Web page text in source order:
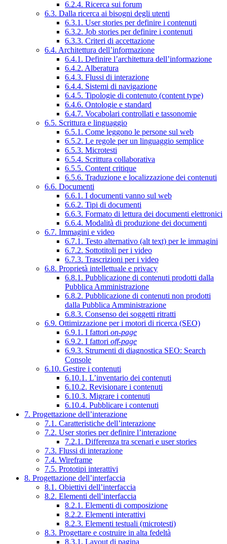
6.2.4. Ricerca sui forum
6.3. Dalla ricerca ai bisogni degli utenti
6.3.1. User stories per definire i contenuti
6.3.2. Job stories per definire i contenuti
6.3.3. Criteri di accettazione
6.4. Architettura dell’informazione
6.4.1. Definire l’architettura dell’informazione
6.4.2. Alberatura
6.4.3. Flussi di interazione
6.4.4. Sistemi di navigazione
6.4.5. Tipologie di contenuto (content type)
6.4.6. Ontologie e standard
6.4.7. Vocabolari controllati e tassonomie
6.5. Scrittura e linguaggio
6.5.1. Come leggono le persone sul web
6.5.2. Le regole per un linguaggio semplice
6.5.3. Microtesti
6.5.4. Scrittura collaborativa
6.5.5. Content critique
6.5.6. Traduzione e localizzazione dei contenuti
6.6. Documenti
6.6.1. I documenti vanno sul web
6.6.2. Tipi di documenti
6.6.3. Formato di lettura dei documenti elettronici
6.6.4. Modalità di produzione dei documenti
6.7. Immagini e video
6.7.1. Testo alternativo (alt text) per le immagini
6.7.2. Sottotitoli per i video
6.7.3. Trascrizioni per i video
6.8. Proprietà intellettuale e privacy
6.8.1. Pubblicazione di contenuti prodotti dalla
Pubblica Amministrazione
6.8.2. Pubblicazione di contenuti non prodotti
dalla Pubblica Amministrazione
6.8.3. Consenso dei soggetti ritratti
6.9. Ottimizzazione per i motori di ricerca (SEO)
6.9.1. I fattori on-page
6.9.2. I fattori off-page
6.9.3. Strumenti di diagnostica SEO: Search
Console
6.10. Gestire i contenuti
6.10.1. L’inventario dei contenuti
6.10.2. Revisionare i contenuti
6.10.3. Migrare i contenuti
6.10.4. Pubblicare i contenuti
7. Progettazione dell’interazione
7.1. Caratteristiche dell’interazione
7.2. User stories per definire l’interazione
7.2.1. Differenza tra scenari e user stories
7.3. Flussi di interazione
7.4. Wireframe
7.5. Prototipi interattivi
8. Progettazione dell’interfaccia
8.1. Obiettivi dell’interfaccia
8.2. Elementi dell’interfaccia
8.2.1. Elementi di composizione
8.2.2. Elementi interattivi
8.2.3. Elementi testuali (microtesti)
8.3. Progettare e costruire in alta fedeltà
8.3.1. Layout di pagina